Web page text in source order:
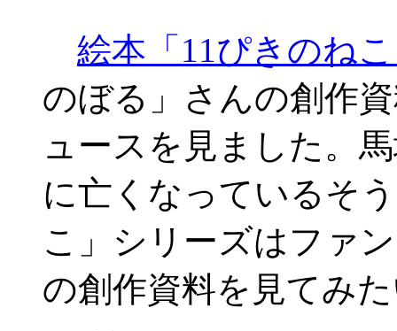
絵本「11ぴきのね
のぼる」さんの創作
ュースを見ました。
に亡くなっているそ
こ」シリーズはファ
の創作資料を見てみ